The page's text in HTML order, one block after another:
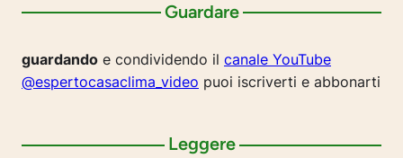
Guardare
guardando e condividendo il canale YouTube
@espertocasaclima_video puoi iscriverti e abbonarti
Leggere